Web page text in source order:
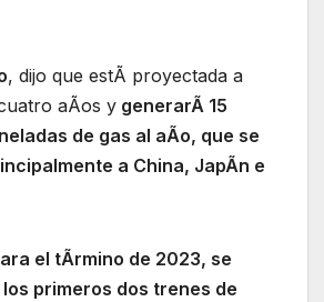
, dijo que estÃ proyectada a
aÃos y generarÃ 15
de gas al aÃo, que se
a China, JapÃn e
el tÃrmino de 2023, se
primeros dos trenes de